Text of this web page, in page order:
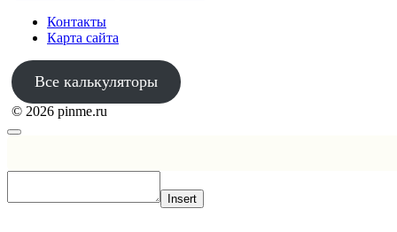
Контакты
Карта сайта
Все калькуляторы
© 2026 pinme.ru
Insert